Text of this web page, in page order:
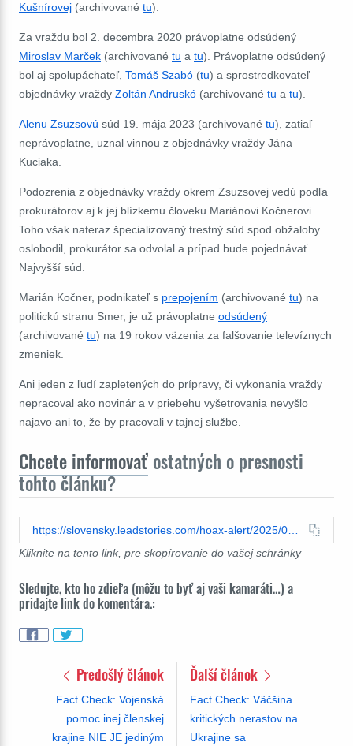
Kušnírovej (archivované tu).
Za vraždu bol 2. decembra 2020 právoplatne odsúdený
Miroslav Marček (archivované tu a tu). Právoplatne odsúdený
bol aj spolupáchateľ, Tomáš Szabó (tu) a sprostredkovateľ
objednávky vraždy Zoltán Andruskó (archivované tu a tu).
Alenu Zsuzsovú súd 19. mája 2023 (archivované tu), zatiaľ
neprávoplatne, uznal vinnou z objednávky vraždy Jána
Kuciaka.
Podozrenia z objednávky vraždy okrem Zsuzsovej vedú podľa
prokurátorov aj k jej blízkemu človeku Mariánovi Kočnerovi.
Toho však nateraz špecializovaný trestný súd spod obžaloby
oslobodil, prokurátor sa odvolal a prípad bude pojednávať
Najvyšší súd.
Marián Kočner, podnikateľ s prepojením (archivované tu) na
politickú stranu Smer, je už právoplatne odsúdený
(archivované tu) na 19 rokov väzenia za falšovanie televíznych
zmeniek.
Ani jeden z ľudí zapletených do prípravy, či vykonania vraždy
nepracoval ako novinár a v priebehu vyšetrovania nevyšlo
najavo ani to, že by pracovali v tajnej službe.
Chcete informovať ostatných o presnosti
tohto článku?
https://slovensky.leadstories.com/hoax-alert/2025/02/fact-check-jana-kuciaka-nezavrazdili-tajne-sluzby-spolu-s-novinarmi.html
Kliknite na tento link, pre skopírovanie do vašej schránky
Sledujte, kto ho zdieľa (môžu to byť aj vaši kamaráti…) a
pridajte link do komentára.:
Predošlý článok
Fact Check: Vojenská
pomoc inej členskej
krajine NIE JE jediným
Ďalší článok
Fact Check: Väčšina
kritických nerastov na
Ukrajine sa